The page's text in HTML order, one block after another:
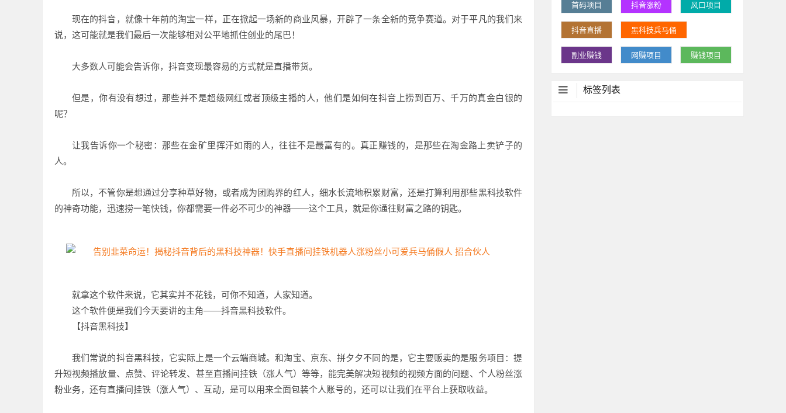
现在的抖音，就像十年前的淘宝一样，正在掀起一场新的商业风暴，开辟了一条全新的竞争赛道。对于平凡的我们来
说，这可能就是我们最后一次能够相对公平地抓住创业的尾巴！
大多数人可能会告诉你，抖音变现最容易的方式就是直播带货。
但是，你有没有想过，那些并不是超级网红或者顶级主播的人，他们是如何在抖音上捞到百万、千万的真金白银的
呢？
让我告诉你一个秘密：那些在金矿里挥汗如雨的人，往往不是最富有的。真正赚钱的，是那些在淘金路上卖铲子的
人。
所以，不管你是想通过分享种草好物，或者成为团购界的红人，细水长流地积累财富，还是打算利用那些黑科技软件
的神奇功能，迅速捞一笔快钱，你都需要一件必不可少的神器——这个工具，就是你通往财富之路的钥匙。
就拿这个软件来说，它其实并不花钱，可你不知道，人家知道。
这个软件便是我们今天要讲的主角——抖音黑科技软件。
【抖音黑科技】
我们常说的抖音黑科技，它实际上是一个云端商城。和淘宝、京东、拼夕夕不同的是，它主要贩卖的是服务项目：提
升短视频播放量、点赞、评论转发、甚至直播间挂铁（涨人气）等等，能完美解决短视频的视频方面的问题、个人粉丝涨
粉业务，还有直播间挂铁（涨人气）、互动，是可以用来全面包装个人账号的，还可以让我们在平台上获取收益。
首码项目 抖音涨粉 风口项目
抖音直播 黑科技兵马俑
副业赚钱 网赚项目 赚钱项目
标签列表